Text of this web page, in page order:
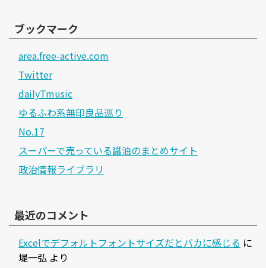
ブックマーク
area.free-active.com
Twitter
dailyTmusic
ゆるふわ系無印良品巡り
No.17
スーパーで売っている醤油のまとめサイト
政治情報ライブラリ
最近のコメント
Excelでデフォルトフォントサイズだとバカに感じる に
堤一弘 より